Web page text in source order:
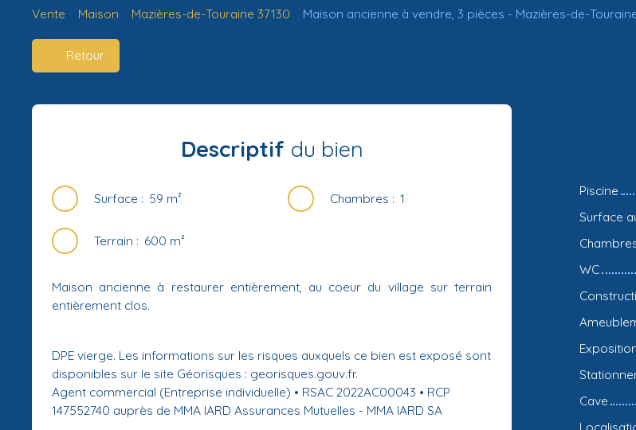
Vente Maison Mazières-de-Touraine 37130 Maison ancienne à vendre, 3 pièces - Mazières-de-
Retour
Descriptif du bien
Surface : 59 m² Chambres : 1
Terrain : 600 m²
Maison ancienne à restaurer entièrement, au coeur du village sur terrain
entièrement clos.
DPE vierge. Les informations sur les risques auxquels ce bien est exposé sont
disponibles sur le site Géorisques : georisques.gouv.fr.
Agent commercial (Entreprise individuelle) • RSAC 2022AC00043 • RCP
147552740 auprès de MMA IARD Assurances Mutuelles - MMA IARD SA
Piscine
Surface
WC
Cave